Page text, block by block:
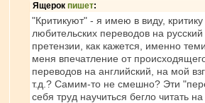
Ящерок пишет:
"Критикуют" - я имею в виду,
любительских переводов на
претензии, как кажется, именно
меня впечатление от
переводов на английский, на мой
т.д.? Самим-то не смешно? Эти
себя труд научиться бегло читать